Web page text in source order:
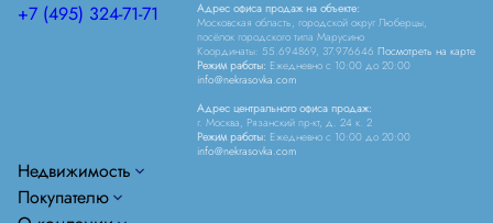
Недвижимость
Покупателю
+7 (495) 324-71-71
Адрес офиса продаж на объекте:
Московская область, городской округ Люберцы,
посёлок городского типа Марусино
Координаты: 55.694869, 37.976646 Посмотреть на карте
Режим работы: Ежедневно c 10:00 до 20:00
info@nekrasovka.com
Адрес центрального офиса продаж:
г. Москва, Рязанский пр-кт, д. 24 к. 2
Режим работы: Ежедневно c 10:00 до 20:00
info@nekrasovka.com